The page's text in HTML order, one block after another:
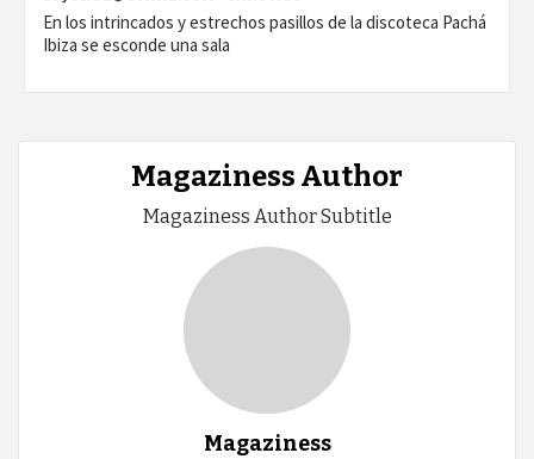
En los intrincados y estrechos pasillos de la discoteca Pachá
Ibiza se esconde una sala
Magaziness Author
Magaziness Author Subtitle
Magaziness